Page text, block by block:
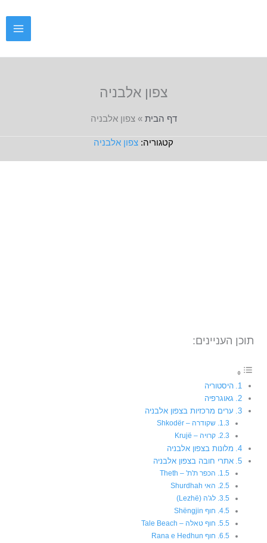
צפון אלבניה
דף הבית »צפון אלבניה
צפון אלבניה
תוכן העניינים:
היסטוריה
גאוגרפיה
ערים מרכזיות בצפון אלבניה
שקודרה – Shkodër
קרויה – Krujë
מלונות בצפון אלבניה
אתרי חובה בצפון אלבניה
הכפר ת'ת' – Theth
האי Shurdhah
לג'ה (Lezhë)
חוף Shëngjin
חוף טאלה – Tale Beach
חוף Rana e Hedhun